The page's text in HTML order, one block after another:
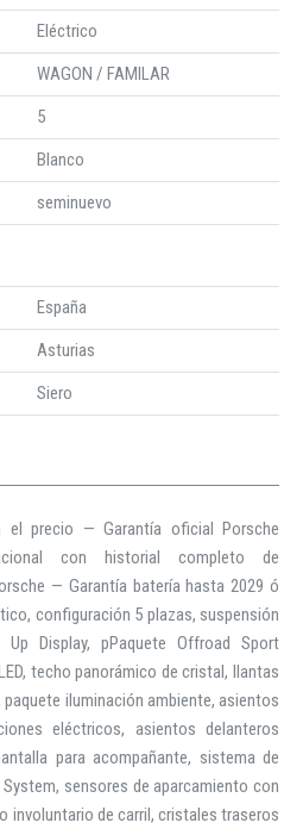
Eléctrico
WAGON / FAMILAR
5
Blanco
seminuevo
España
Asturias
Siero
el precio — Garantía oficial Porsche
con historial completo de
— Garantía batería hasta 2029 ó
configuración 5 plazas, suspensión
Up Display, pPaquete Offroad Sport
techo panorámico de cristal, llantas
paquete iluminación ambiente, asientos
eléctricos, asientos delanteros
para acompañante, sistema de
sensores de aparcamiento con
involuntario de carril, cristales traseros